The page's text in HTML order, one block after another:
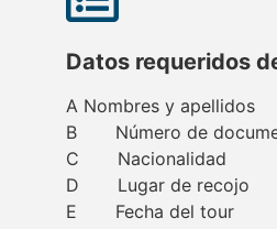
Datos requeridos
A Nombres y apellidos
B Número de
C Nacionalidad
D Lugar de recojo
E Fecha del tour